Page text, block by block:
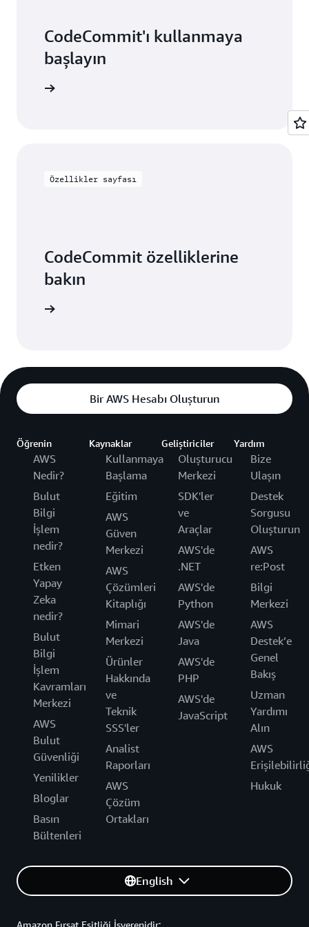
CodeCommit'ı kullanmaya
başlayın
Özellikler sayfası
CodeCommit özelliklerine
bakın
Bir AWS Hesabı Oluşturun
Öğrenin
AWS
Nedir?
Bulut
Bilgi
İşlem
nedir?
Etken
Yapay
Zeka
nedir?
Bulut
Bilgi
İşlem
Kavramları
Merkezi
AWS
Bulut
Güvenliği
Yenilikler
Bloglar
Basın
Bültenleri
Kaynaklar
Kullanmaya
Başlama
Eğitim
AWS
Güven
Merkezi
AWS
Çözümleri
Kitaplığı
Mimari
Merkezi
Ürünler
Hakkında
ve
Teknik
SSS'ler
Analist
Raporları
AWS
Çözüm
Ortakları
Geliştiriciler
Oluşturucu
Merkezi
SDK'ler
ve
Araçlar
AWS'de
.NET
AWS'de
Python
AWS'de
Java
AWS'de
PHP
AWS'de
JavaScript
Yardım
Bize
Ulaşın
Destek
Sorgusu
Oluşturun
AWS
re:Post
Bilgi
Merkezi
AWS
Destek’e
Genel
Bakış
Uzman
Yardımı
Alın
AWS
Hukuk
English
Amazon Fırsat Eşitliği İşverenidir: